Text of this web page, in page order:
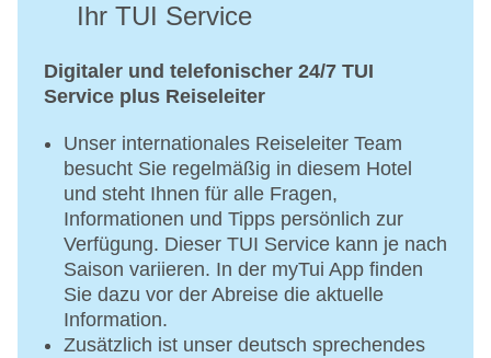
Ihr TUI Service
Digitaler und telefonischer 24/7 TUI
Service plus Reiseleiter
Unser internationales Reiseleiter Team
besucht Sie regelmäßig in diesem Hotel
und steht Ihnen für alle Fragen,
Informationen und Tipps persönlich zur
Verfügung. Dieser TUI Service kann je nach
Saison variieren. In der myTui App finden
Sie dazu vor der Abreise die aktuelle
Information.
Zusätzlich ist unser deutsch sprechendes